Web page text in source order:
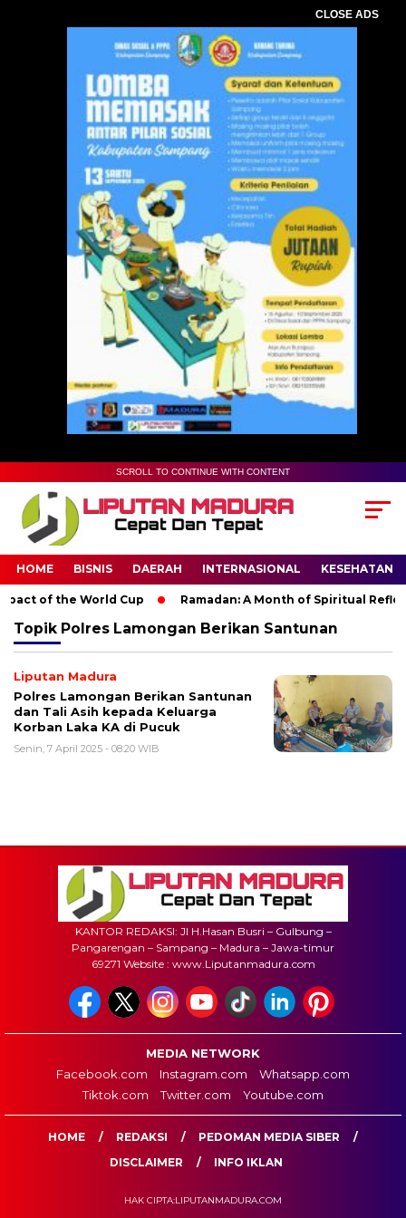
CLOSE ADS
SCROLL TO CONTINUE WITH CONTENT
HOME BISNIS DAERAH INTERNASIONAL KESEHATAN
of the World Cup Ramadan: A Month of Spiritual
Topik Polres Lamongan Berikan Santunan
Liputan Madura
Polres Lamongan Berikan Santunan
dan Tali Asih kepada Keluarga
Korban Laka KA di Pucuk
Senin, 7 April 2025 - 08:20 WIB
KANTOR REDAKSI: Jl H.Hasan Busri – Gulbung –
Pangarengan – Sampang – Madura – Jawa-timur
69271 Website : www.Liputanmadura.com
MEDIA NETWORK
Facebook.com
Instagram.com
Whatsapp.com
Tiktok.com
Twitter.com Youtube.com
HOME REDAKSI
PEDOMAN MEDIA SIBER
DISCLAIMER
INFO IKLAN
HAK CIPTA:LIPUTANMADURA.COM